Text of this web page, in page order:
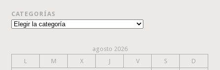
CATEGORÍAS
Categorías
agosto 2026
L
M X J V S
D